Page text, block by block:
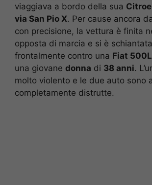
viaggiava a bordo della sua
via San Pio X. Per cause ancora
con precisione, la vettura è finita
opposta di marcia e si è schiantata
frontalmente contro una Fiat 500L
una giovane donna di 38 anni.
molto violento e le due auto sono
completamente distrutte.